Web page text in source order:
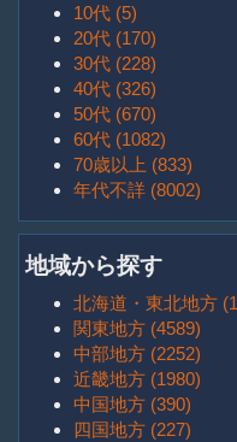
10代 (5)
20代 (170)
30代 (228)
40代 (326)
50代 (670)
60代 (1082)
70歳以上 (833)
年代不詳 (8002)
地域から探す
北海道・東北地方
関東地方 (4589)
中部地方 (2252)
近畿地方 (1980)
中国地方 (390)
四国地方 (227)